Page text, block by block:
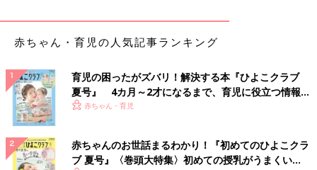
赤ちゃん・育児の人気記事ランキング
育児の困ったがズバリ！解決する本『ひよこクラブ
夏号』 4カ月～2才になるまで、育児に役立つ情報が
いっぱい！
赤ちゃん・育児
赤ちゃんのお世話まるわかり！『初めてのひよこクラ
ブ 夏号』〈巻頭大特集〉初めての授乳がうまくい